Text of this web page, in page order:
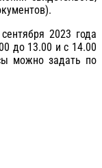
2023 года
до 13.00 и с 14.00
можно задать по